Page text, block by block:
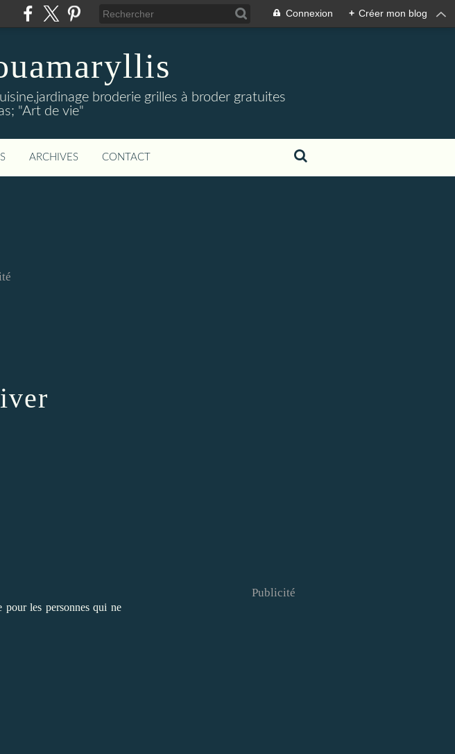
Connexion + Créer mon blog
broderie grilles à broder gratuites
"Art de vie"
ARCHIVES CONTACT
pour les personnes qui ne
Publicité